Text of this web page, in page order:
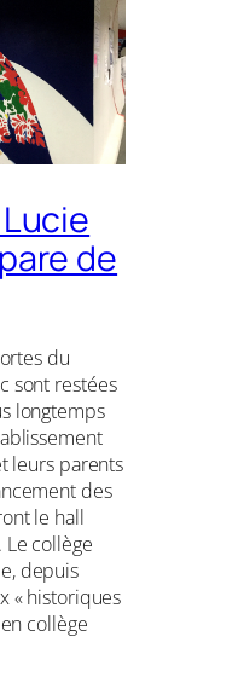
de
du
sont restées
longtemps
leurs parents
des
le hall
Le collège
depuis
« historiques
collège